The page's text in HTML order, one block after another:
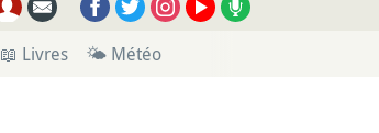
📖 Livres 🌤 Météo